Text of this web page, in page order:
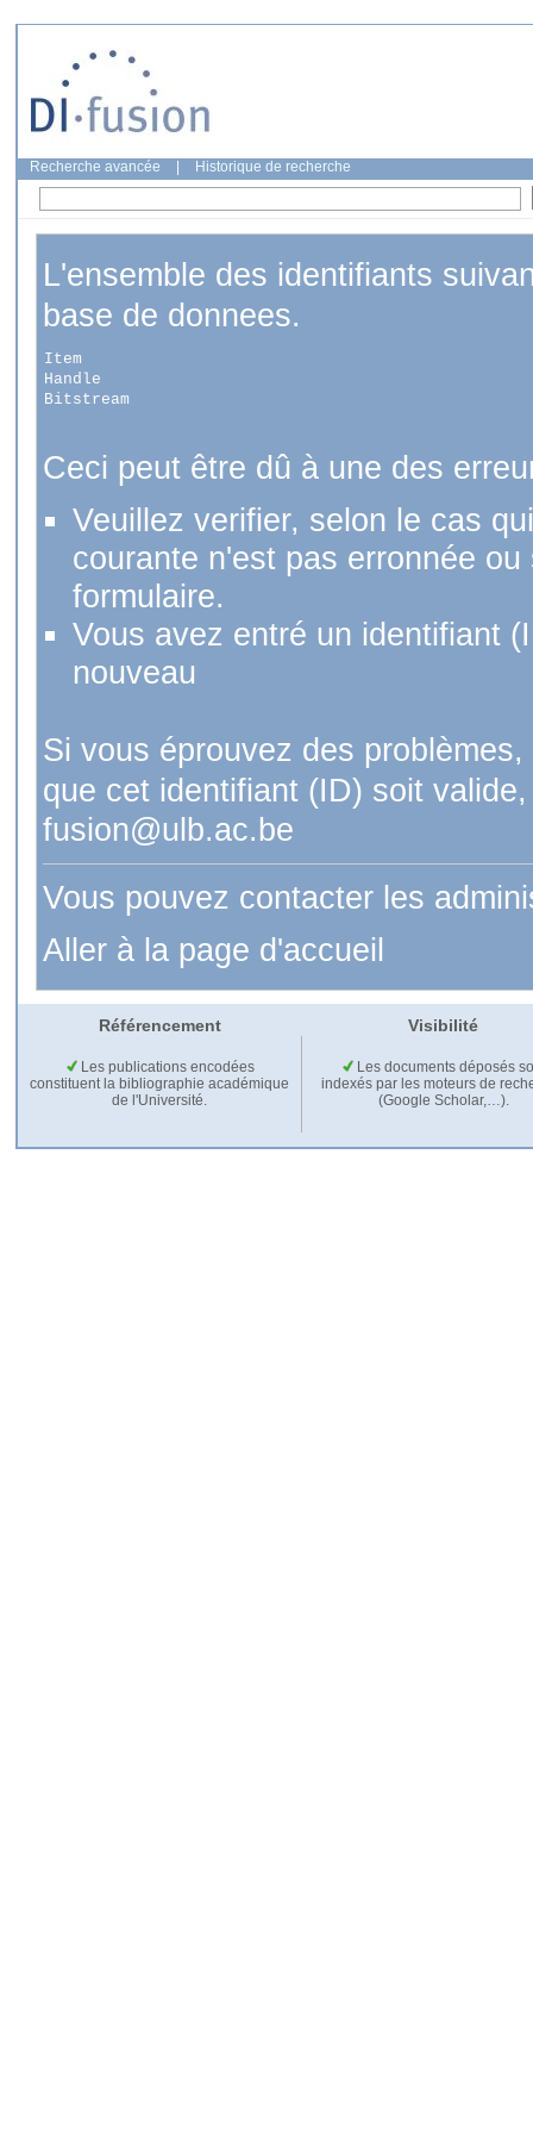
Recherche avancée Historique de recherche
L'ensemble des identifiants
base de donnees.
Item
Handle
Bitstream
Ceci peut être dû à une des
Veuillez verifier, selon le cas
courante n'est pas erronnée
formulaire.
Vous avez entré un identifiant
nouveau
Si vous éprouvez des
que cet identifiant (ID) soit
fusion@ulb.ac.be
Vous pouvez contacter les
Aller à la page d'accueil
Référencement Visibilité
Les publications encodées
constituent la bibliographie académique
de l'Université.
Les documents déposés
indexés par les moteurs de
(Google Scholar,…).